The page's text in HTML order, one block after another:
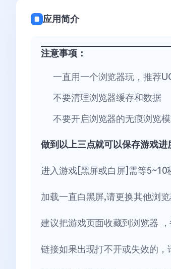
应用简介
注意事项：
一直用一个浏览器玩，推荐
不要清理浏览器缓存和数据
不要开启浏览器的无痕浏览
做到以上三点就可以保存游戏进
进入游戏[黑屏或白屏]需等5~10
加载一直白黑屏,请更换其他浏
建议把游戏页面收藏到浏览器
链接如果出现打不开或失效的，